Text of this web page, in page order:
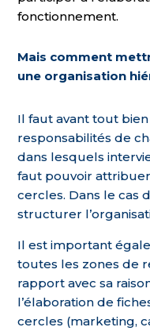
fonctionnement.
Mais comment
une organisation
Il faut avant tout
responsabilités de
dans lesquels
faut pouvoir
cercles. Dans le cas
structurer
Il est important
toutes les zones de
rapport avec sa
l’élaboration de
cercles (marketing,